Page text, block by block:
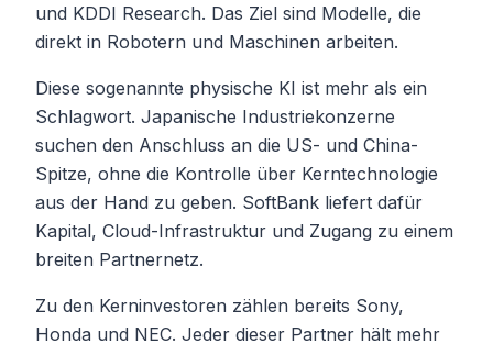
und KDDI Research. Das Ziel sind Modelle, die
direkt in Robotern und Maschinen arbeiten.
Diese sogenannte physische KI ist mehr als ein
Schlagwort. Japanische Industriekonzerne
suchen den Anschluss an die US- und China-
Spitze, ohne die Kontrolle über Kerntechnologie
aus der Hand zu geben. SoftBank liefert dafür
Kapital, Cloud-Infrastruktur und Zugang zu einem
breiten Partnernetz.
Zu den Kerninvestoren zählen bereits Sony,
Honda und NEC. Jeder dieser Partner hält mehr